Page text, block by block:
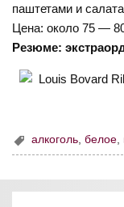
паштетами и
Цена: около 75 —
Резюме:
алкоголь ,белое